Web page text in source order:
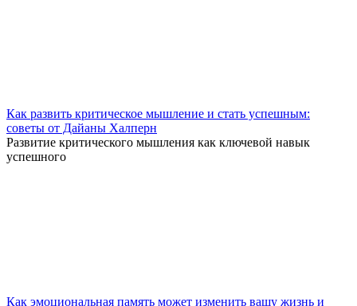
Как развить критическое мышление и стать успешным:
советы от Дайаны Халперн
Развитие критического мышления как ключевой навык
успешного
Как эмоциональная память может изменить вашу жизнь и